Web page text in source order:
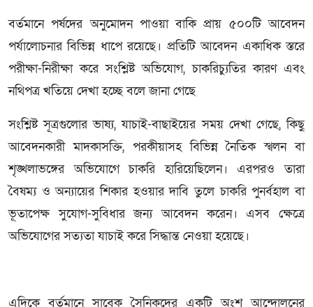
বর্তমানে পর্ষদের অনুমোদন পাওয়া বাকি প্রায় ৫০০টি আবেদন
পর্যালোচনার বিভিন্ন ধাপে রয়েছে। প্রতিটি আবেদন একাধিক স্তরে
পরীক্ষা-নিরীক্ষা করে সংশ্লিষ্ট অভিযোগ, চাকরিচ্যুতির কারণ এবং
নথিপত্র খতিয়ে দেখা হচ্ছে বলে জানা গেছে
সংশ্লিষ্ট সূত্রগুলোর ভাষ্য, যাচাই-বাছাইয়ের সময় দেখা গেছে, কিছু
আবেদনকারী মাদকাসক্তি, পরকীয়াসহ বিভিন্ন নৈতিক স্খলন বা
শৃঙ্খলাভঙ্গের অভিযোগে চাকরি হারিয়েছিলেন। এরপরও তারা
বৈষম্য ও অন্যায়ের শিকার হওয়ার দাবি তুলে চাকরি পুনর্বহাল বা
ভূতাপেক্ষ সুযোগ-সুবিধার জন্য আবেদন করেন। এসব ক্ষেত্রে
অভিযোগের সত্যতা যাচাই করে সিদ্ধান্ত নেওয়া হয়েছে।
এদিকে বর্তমানে সাবেক সৈনিকদের একটি অংশ আন্দোলনের